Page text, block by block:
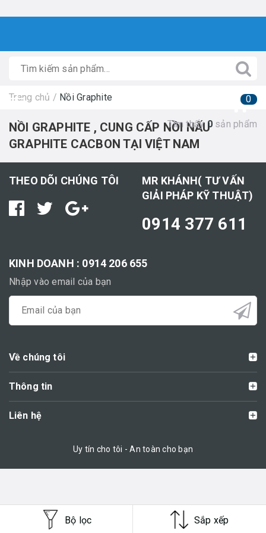
0
Trang chủ / Nồi Graphite
NỒI GRAPHITE , CUNG CẤP NỒI NẤU
GRAPHITE CACBON TẠI VIỆT NAM
Tìm thấy 0sản phẩm
THEO DÕI CHÚNG TÔI
MR KHÁNH( TƯ VẤN
GIẢI PHÁP KỸ THUẬT)
0914 377 611
KINH DOANH : 0914 206 655
Nhập vào email của bạn
Về chúng tôi
Thông tin
Liên hệ
Uy tín cho tôi - An toàn cho bạn
Bộ lọc Sắp xếp